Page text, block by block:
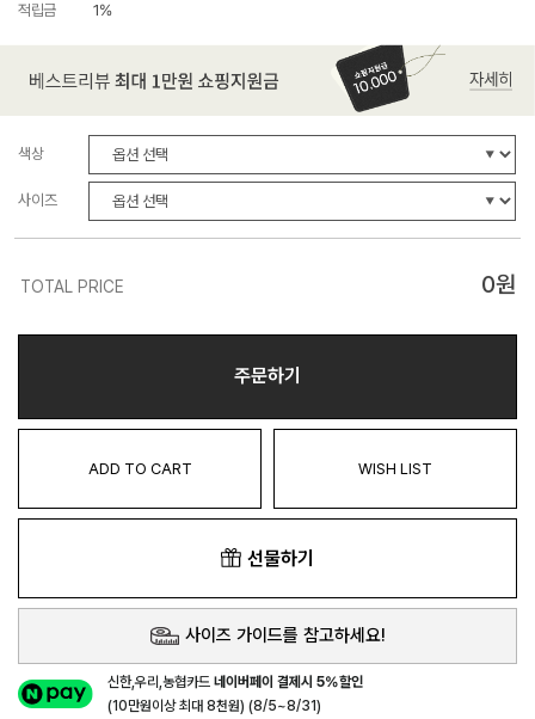
적립금 1%
색상
사이즈
TOTAL PRICE 0원
주문하기
ADD TO CART WISH LIST
선물하기
사이즈 가이드를 참고하세요!
신한,우리,농협카드네이버페이 결제시 5%할인
(10만원이상 최대 8천원) (8/5~8/31)